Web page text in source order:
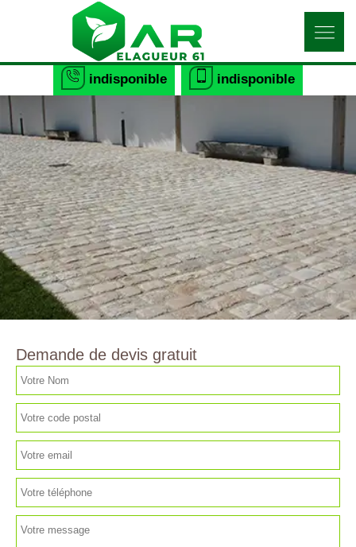
indisponible indisponible
Demande de devis gratuit